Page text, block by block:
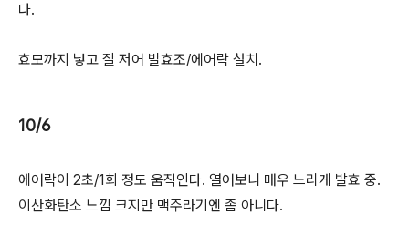
다.
효모까지 넣고 잘 저어 발효조/에어락 설치.
10/6
에어락이 2초/1회 정도 움직인다. 열어보니 매우 느리게 발효 중.
이산화탄소 느낌 크지만 맥주라기엔 좀 아니다.